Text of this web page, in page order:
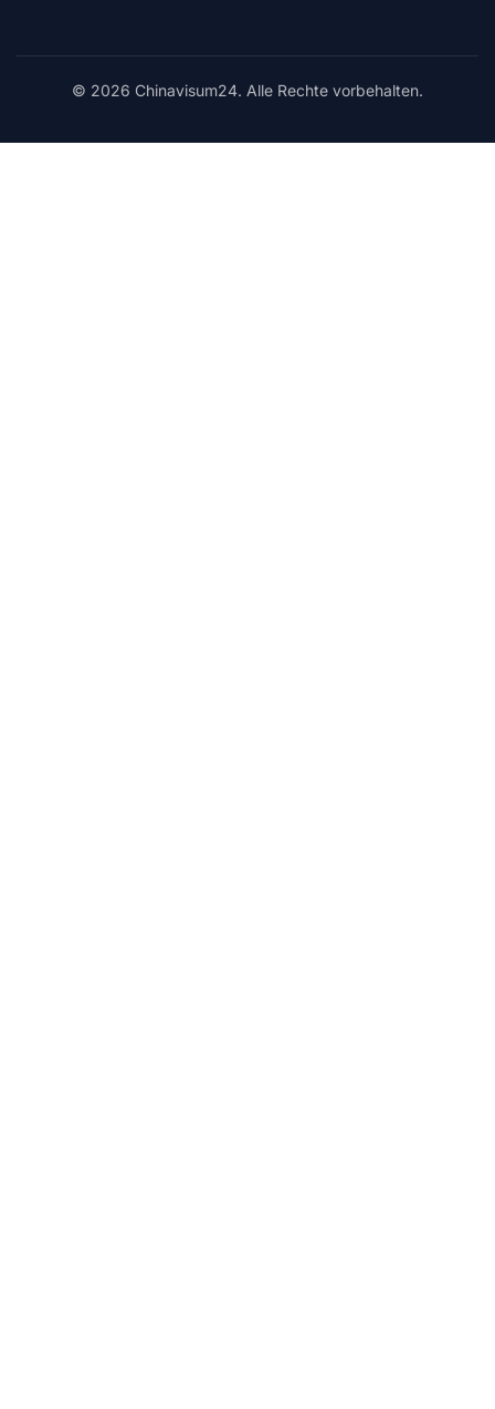
© 2026 Chinavisum24. Alle Rechte vorbehalten.